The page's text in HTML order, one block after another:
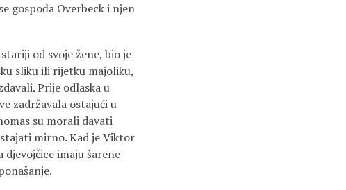
gospođa Overbeck i njen
od svoje žene, bio je
sliku ili rijetku majoliku,
Prije odlaska u
zadržavala ostajući u
su morali davati
mirno. Kad je Viktor
imaju šarene